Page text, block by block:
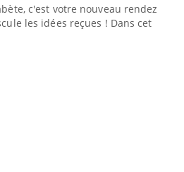
c'est votre nouveau rendez-
les idées reçues ! Dans cet